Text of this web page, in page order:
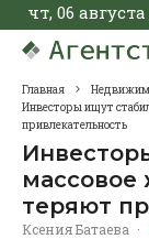
чт, 06 августа
Главная
Инвесторы ищут
привлекательность
массовое
теряют
Ксения Батаева ·